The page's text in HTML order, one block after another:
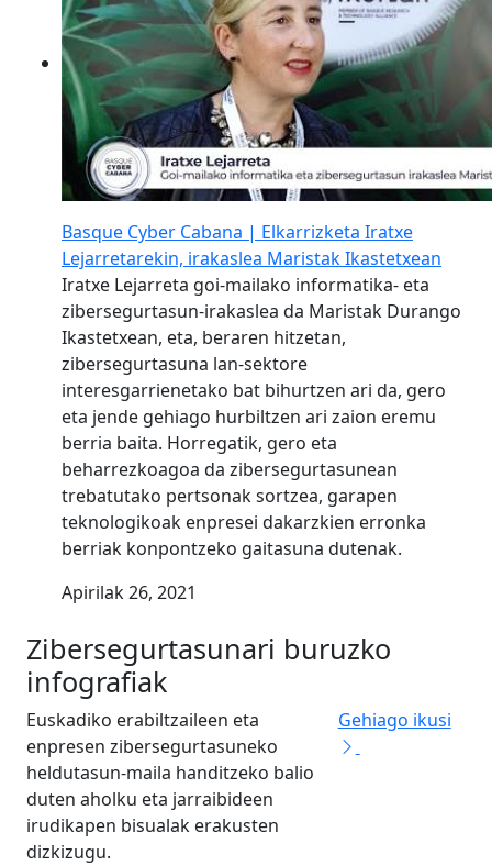
Basque Cyber Cabana | Elkarrizketa Iratxe
Lejarretarekin, irakaslea Maristak Ikastetxean
Iratxe Lejarreta goi-mailako informatika- eta
zibersegurtasun-irakaslea da Maristak Durango
Ikastetxean, eta, beraren hitzetan,
zibersegurtasuna lan-sektore
interesgarrienetako bat bihurtzen ari da, gero
eta jende gehiago hurbiltzen ari zaion eremu
berria baita. Horregatik, gero eta
beharrezkoagoa da zibersegurtasunean
trebatutako pertsonak sortzea, garapen
teknologikoak enpresei dakarzkien erronka
berriak konpontzeko gaitasuna dutenak.
Apirilak 26, 2021
Zibersegurtasunari buruzko
infografiak
Euskadiko erabiltzaileen eta
enpresen zibersegurtasuneko
heldutasun-maila handitzeko balio
duten aholku eta jarraibideen
irudikapen bisualak erakusten
dizkizugu.
Gehiago ikusi